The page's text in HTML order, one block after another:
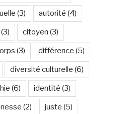
(3) autorité (4)
(3) citoyen (3)
(3) différence (5)
diversité culturelle (6)
(6) identité (3)
(2) juste (5)